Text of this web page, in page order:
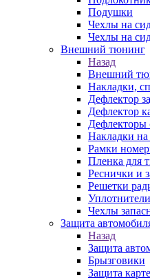
Подушки
Чехлы на
Чехлы на
Внешний тюнинг
Назад
Внешний
Накладки,
Дефлектор
Дефлектор
Дефлекторы
Накладки
Рамки
Пленка для
Реснички и
Решетки
Чехлы
Защита
Назад
Защита
Брызговики
Защита